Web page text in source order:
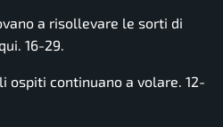
a risollevare le sorti di
16-29.
ospiti continuano a volare. 12-